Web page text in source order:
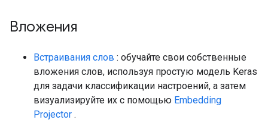
Вложения
Встраивания слов : обучайте свои собственные
вложения слов, используя простую модель Keras
для задачи классификации настроений, а затем
визуализируйте их с помощью Embedding
Projector .